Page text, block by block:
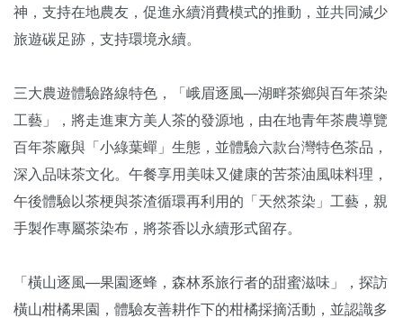
神，支持在地農友，促進永續消費模式的推動，並共同減少
旅遊碳足跡，支持環境永續。
三大農遊體驗路線特色，「峨眉逐風—湖畔茶鄉與百年茶染
工藝」，將走進東方美人茶的發源地，由在地青年茶農導覽
百年茶廠與「小綠葉蟬」生態，並體驗六款台灣特色茶品，
深入品味茶文化。午餐享用美味又健康的苦茶油風味料理，
午後體驗以茶梗與茶渣循環再利用的「天然茶染」工藝，親
手製作專屬茶染布，將茶香以永續形式留存。
「橫山逐風—果園逐蜂，森林系旅行者的甜蜜滋味」，探訪
橫山柑橘果園，體驗友善耕作下的柑橘採摘活動，並認識多